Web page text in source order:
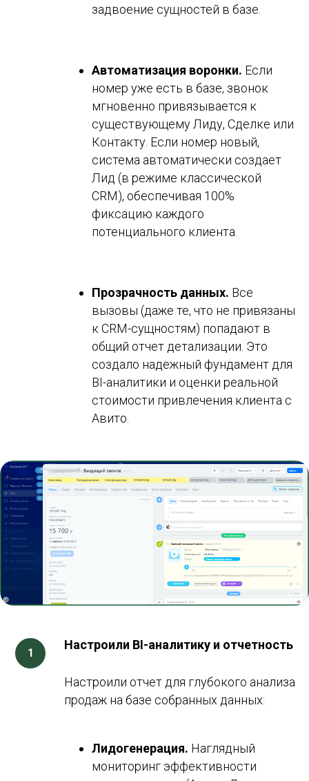
задвоение сущностей в базе.
Автоматизация воронки. Если
номер уже есть в базе, звонок
мгновенно привязывается к
существующему Лиду, Сделке или
Контакту. Если номер новый,
система автоматически создает
Лид (в режиме классической
CRM), обеспечивая 100%
фиксацию каждого
потенциального клиента.
Прозрачность данных. Все
вызовы (даже те, что не привязаны
к CRM-сущностям) попадают в
общий отчет детализации. Это
создало надежный фундамент для
BI-аналитики и оценки реальной
стоимости привлечения клиента с
Авито.
Настроили BI-аналитику и отчетность
Настроили отчет для глубокого анализа
продаж на базе собранных данных:
Лидогенерация. Наглядный
мониторинг эффективности